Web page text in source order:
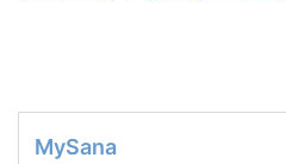
MySana